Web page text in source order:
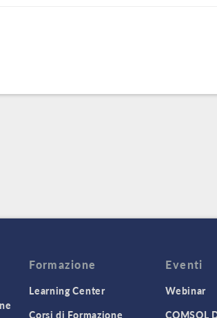
Formazione
Learning Center
Corsi di Formazione
Eventi
Webinar
COMSOL